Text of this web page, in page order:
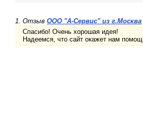
1. Отзыв ООО "А-Сервис" из г.Москва
Спасибо! Очень хорошая идея!
Надеемся, что сайт окажет нам